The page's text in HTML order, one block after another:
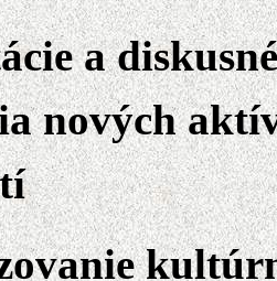
a
nových